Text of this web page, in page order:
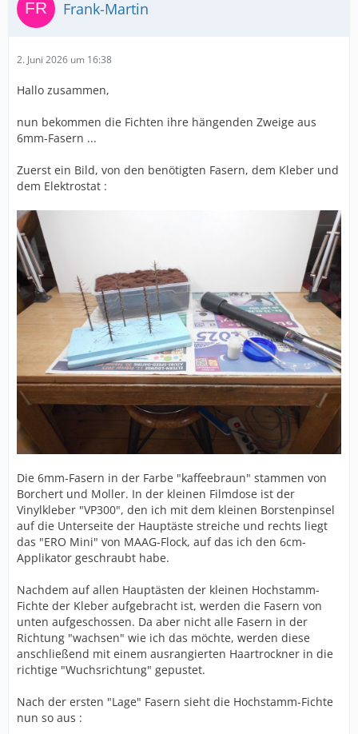
Frank-Martin
2. Juni 2026 um 16:38
Hallo zusammen,
nun bekommen die Fichten ihre hängenden Zweige aus
6mm-Fasern ...
Zuerst ein Bild, von den benötigten Fasern, dem Kleber und
dem Elektrostat :
Die 6mm-Fasern in der Farbe "kaffeebraun" stammen von
Borchert und Moller. In der kleinen Filmdose ist der
Vinylkleber "VP300", den ich mit dem kleinen Borstenpinsel
auf die Unterseite der Hauptäste streiche und rechts liegt
das "ERO Mini" von MAAG-Flock, auf das ich den 6cm-
Applikator geschraubt habe.
Nachdem auf allen Hauptästen der kleinen Hochstamm-
Fichte der Kleber aufgebracht ist, werden die Fasern von
unten aufgeschossen. Da aber nicht alle Fasern in der
Richtung "wachsen" wie ich das möchte, werden diese
anschließend mit einem ausrangierten Haartrockner in die
richtige "Wuchsrichtung" gepustet.
Nach der ersten "Lage" Fasern sieht die Hochstamm-Fichte
nun so aus :